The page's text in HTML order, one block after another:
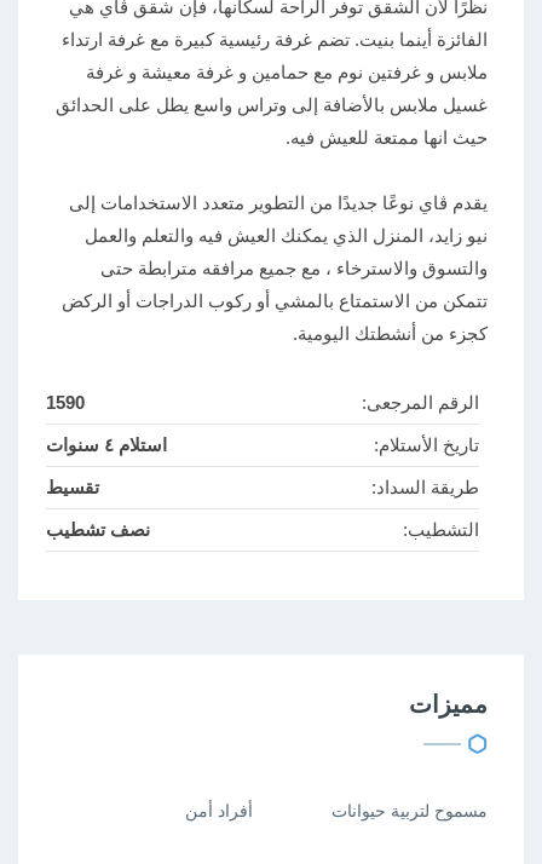
نظرًا لأن الشقق توفر الراحة لسكانها، فإن شقق ڤاي هي
الفائزة أينما بنيت. تضم غرفة رئيسية كبيرة مع غرفة ارتداء
ملابس و غرفتين نوم مع حمامين و غرفة معيشة و غرفة
غسيل ملابس بالأضافة إلى وتراس واسع يطل على الحدائق
حيث انها ممتعة للعيش فيه.
يقدم ڤاي نوعًا جديدًا من التطوير متعدد الاستخدامات إلى
نيو زايد، المنزل الذي يمكنك العيش فيه والتعلم والعمل
والتسوق والاسترخاء ، مع جميع مرافقه مترابطة حتى
تتمكن من الاستمتاع بالمشي أو ركوب الدراجات أو الركض
كجزء من أنشطتك اليومية.
الرقم المرجعى: 1590
تاريخ الأستلام: استلام ٤ سنوات
طريقة السداد: تقسيط
التشطيب: نصف تشطيب
مميزات
أفراد أمن مسموح لتربية حيوانات